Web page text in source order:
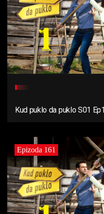
Kud puklo da puklo S01
Epizoda 161